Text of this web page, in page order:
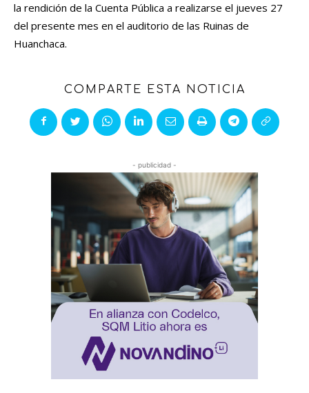
la rendición de la Cuenta Pública a realizarse el jueves 27
del presente mes en el auditorio de las Ruinas de
Huanchaca.
COMPARTE ESTA NOTICIA
- publicidad -